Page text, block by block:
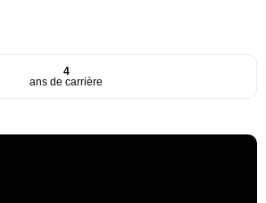
4
ans de carrière